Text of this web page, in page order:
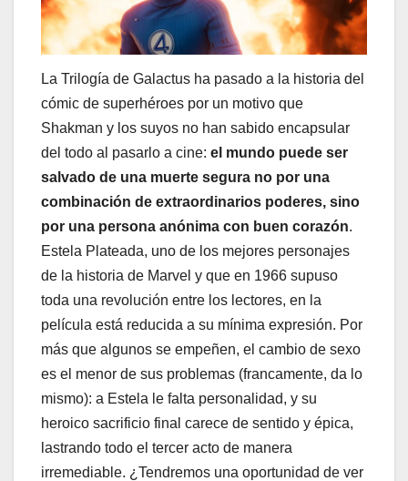
La Trilogía de Galactus ha pasado a la historia del
cómic de superhéroes por un motivo que
Shakman y los suyos no han sabido encapsular
del todo al pasarlo a cine: el mundo puede ser
salvado de una muerte segura no por una
combinación de extraordinarios poderes, sino
por una persona anónima con buen corazón.
Estela Plateada, uno de los mejores personajes
de la historia de Marvel y que en 1966 supuso
toda una revolución entre los lectores, en la
película está reducida a su mínima expresión. Por
más que algunos se empeñen, el cambio de sexo
es el menor de sus problemas (francamente, da lo
mismo): a Estela le falta personalidad, y su
heroico sacrificio final carece de sentido y épica,
lastrando todo el tercer acto de manera
irremediable. ¿Tendremos una oportunidad de ver